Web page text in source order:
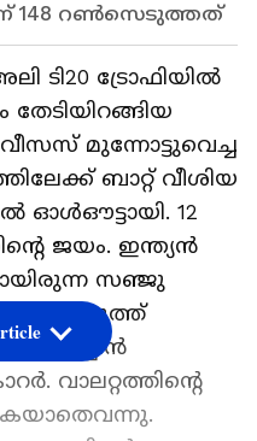
148 റണ്‍സെടുത്തത്
ടി20 ട്രോഫിയില്‍
മുന്നോട്ടുവെച്ച
ബാറ്റ് വീശിയ
ഓള്‍ഔട്ടായി. 12
ജയം. ഇന്ത്യന്‍
സഞ്ജു
റണ്‍സെടുത്ത്
സച്ചിന്‍
വാലറ്റത്തിന്‍റെ